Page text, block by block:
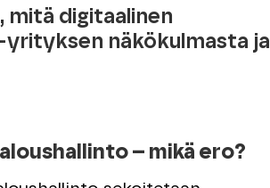
mitä digitaalinen
näkökulmasta ja
– mikä ero?